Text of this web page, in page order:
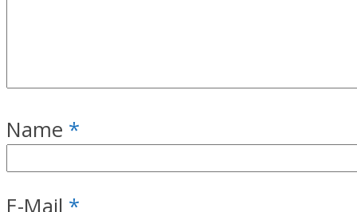
Name *
E-Mail *